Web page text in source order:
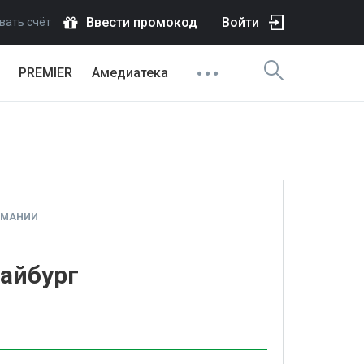
счёт Ввести промокод Войти
PREMIER Амедиатека